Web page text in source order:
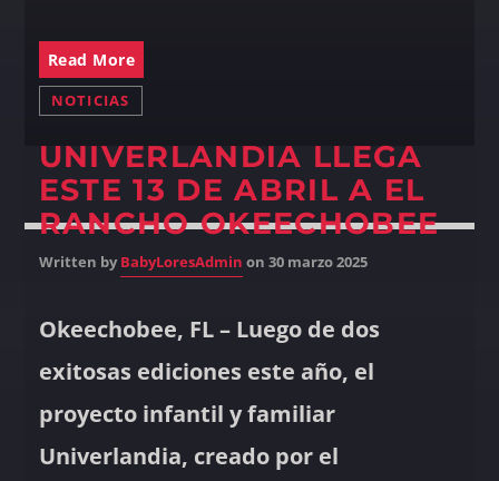
Read More
NOTICIAS
UNIVERLANDIA LLEGA
ESTE 13 DE ABRIL A EL
RANCHO OKEECHOBEE
Written by BabyLoresAdmin on 30 marzo 2025
Okeechobee, FL – Luego de dos
exitosas ediciones este año, el
proyecto infantil y familiar
Univerlandia, creado por el